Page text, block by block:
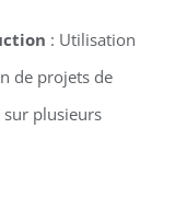
: Utilisation
de projets de
plusieurs